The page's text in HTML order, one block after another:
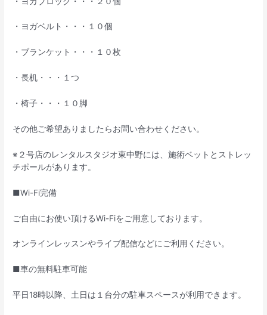
・ヨガベルト・・・１０個
・ブランケット・・・１０枚
・長机・・・１つ
・椅子・・・１０脚
その他ご希望ありましたらお問い合わせください。
※２号店のレンタルスタジオ東中野には、施術ベットとストレッ
チポールがあります。
■Wi-Fi完備
ご自由にお使い頂けるWi-Fiをご用意しております。
オンラインレッスンやライブ配信などにご利用ください。
■車の無料駐車可能
平日18時以降、土日は１台分の駐車スペースが利用できます。